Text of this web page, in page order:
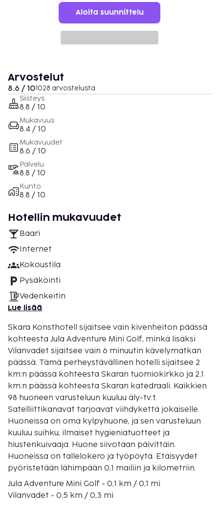
Aloita suunnittelu
Arvostelut
8.6 / 101028 arvostelusta
Siisteys
8.8 / 10
Mukavuus
8.4 / 10
Mukavuudet
8.6 / 10
Palvelu
8.8 / 10
Kunto
8.8 / 10
Hotellin mukavuudet
Baari
Internet
Kokoustila
Pysäköinti
Vedenkeitin
Lue lisää
Skara Konsthotell sijaitsee vain kivenheiton päässä
kohteesta Jula Adventure Mini Golf, minkä lisäksi
Vilanvadet sijaitsee vain 6 minuutin kävelymatkan
päässä. Tämä perheystävällinen hotelli sijaitsee 2
km:n päässä kohteesta Skaran tuomiokirkko ja 2,1
km:n päässä kohteesta Skaran katedraali. Kaikkien
98 huoneen varusteluun kuuluu äly-tv:t.
Satelliittikanavat tarjoavat viihdykettä jokaiselle.
Huoneissa on oma kylpyhuone, ja sen varusteluun
kuuluu suihku, ilmaiset hygieniatuotteet ja
hiustenkuivaaja. Huone siivotaan päivittäin.
Huoneissa on tallelokero ja työpöytä. Etäisyydet
pyöristetään lähimpään 0,1 mailiin ja kilometriin.
Jula Adventure Mini Golf - 0,1 km / 0,1 mi
Vilanvadet - 0,5 km / 0,3 mi